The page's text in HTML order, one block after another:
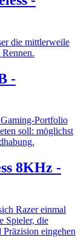
die mittlerweile
-
Portfolio
soll: möglichst
8KHz -
Razer einmal
Spieler, die
eingehen